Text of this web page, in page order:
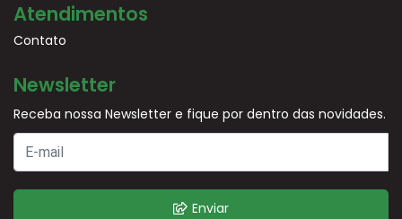
Atendimentos
Contato
Newsletter
Receba nossa Newsletter e fique por dentro das novidades.
Enviar